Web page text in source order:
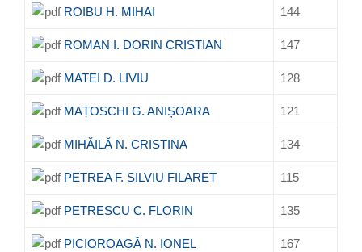
ROIBU H. MIHAI 144
ROMAN I. DORIN CRISTIAN 147
MATEI D. LIVIU 128
MAȚOSCHI G. ANIȘOARA 121
MIHĂILĂ N. CRISTINA 134
PETREA F. SILVIU FILARET 115
PETRESCU C. FLORIN 135
PICIOROAGĂ N. IONEL 167